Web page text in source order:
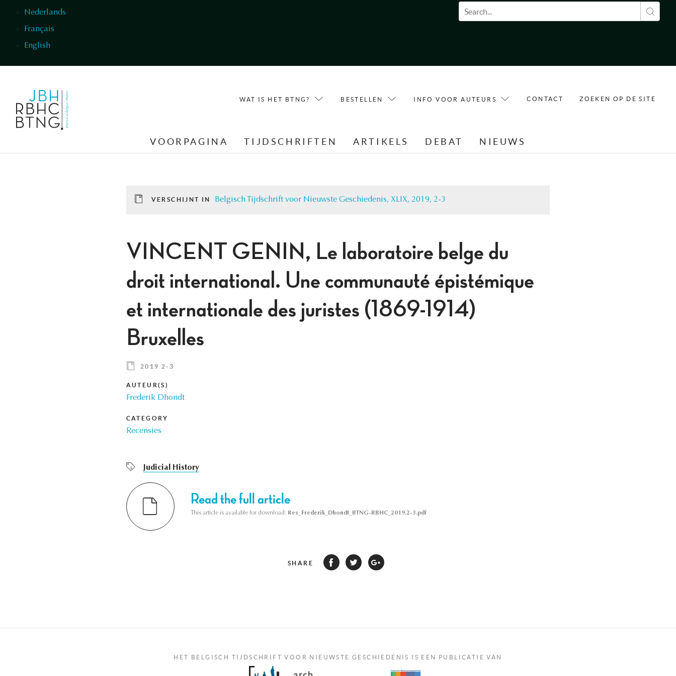
Nederlands
Français
English
Zoekveld
WAT IS HET BTNG? BESTELLEN INFO VOOR AUTEURS CONTACT ZOEKEN OP DE SITE
VOORPAGINA TIJDSCHRIFTEN ARTIKELS DEBAT NIEUWS
VERSCHIJNT IN Belgisch Tijdschrift voor Nieuwste Geschiedenis, XLIX, 2019, 2-3
VINCENT GENIN, Le laboratoire belge du
droit international. Une communauté épistémique
et internationale des juristes (1869-1914)
Bruxelles
2019 2-3
AUTEUR(S)
Frederik Dhondt
CATEGORY
Recensies
Judicial History
Read the full article
This article is available for download: Res_Frederik_Dhondt_BTNG-RBHC_2019.2-3.pdf
SHARE
HET BELGISCH TIJDSCHRIFT VOOR NIEUWSTE GESCHIEDENIS IS EEN PUBLICATIE VAN